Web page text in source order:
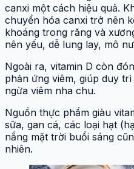
canxi một cách hiệu quả.
chuyển hóa canxi trở nên
khoáng trong răng và
nên yếu, dễ lung lay, mô
Ngoài ra, vitamin D còn
phản ứng viêm, giúp duy
ngừa viêm nha chu.
Nguồn thực phẩm giàu
sữa, gan cá, các loại hạt
nắng mặt trời buổi sáng
nhiên.